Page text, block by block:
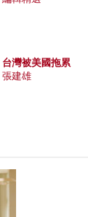
台灣被美國拖累
張建雄